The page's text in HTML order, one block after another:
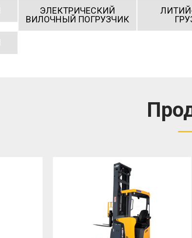
ЭЛЕКТРИЧЕСКИЙ
ВИЛОЧНЫЙ ПОГРУЗЧИК